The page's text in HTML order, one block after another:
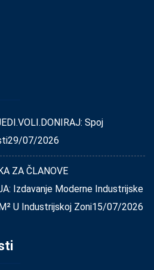
Spoj
29/07/2026
ZA ČLANOVE
Izdavanje Moderne Industrijske
U Industrijskoj Zoni15/07/2026